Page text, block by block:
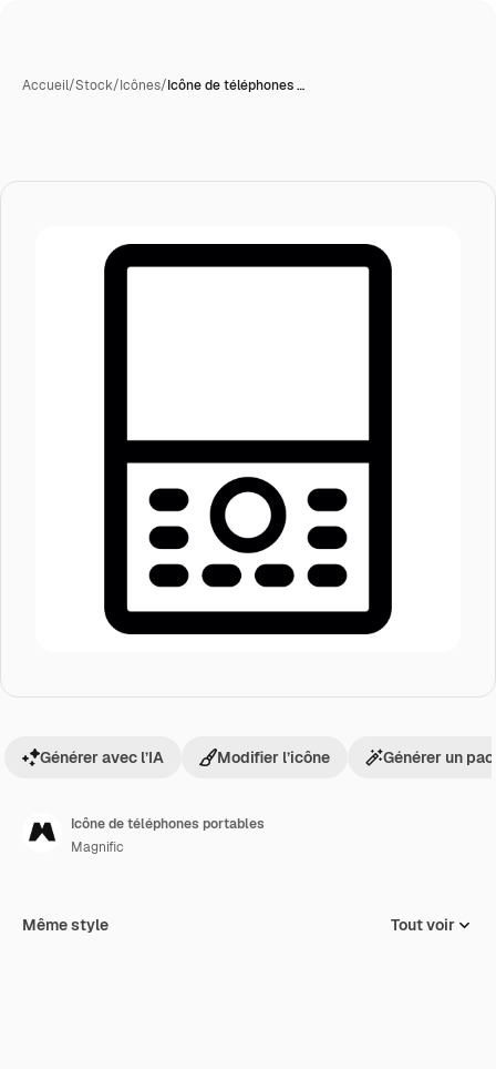
Accueil/Stock/Icônes/Icône de téléphones …
Générer avec l’IA Modifier l’icône Générer un
Icône de téléphones portables
Magnific
Même style Tout voir